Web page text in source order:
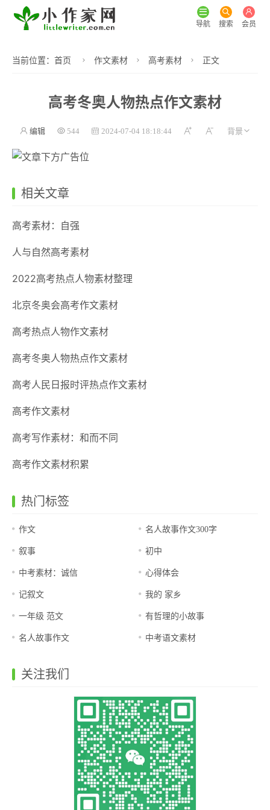
导航 搜索 会员
当前位置： 首页 作文素材 高考素材 正文
高考冬奥人物热点作文素材
编辑 544 2024-07-04 18:18:44
相关文章
高考素材：自强
人与自然高考素材
2022高考热点人物素材整理
北京冬奥会高考作文素材
高考热点人物作文素材
高考冬奥人物热点作文素材
高考人民日报时评热点作文素材
高考作文素材
高考写作素材：和而不同
高考作文素材积累
热门标签
作文 名人故事作文300字
叙事 初中
中考素材：诚信 心得体会
记叙文 我的 家乡
一年级 范文 有哲理的小故事
名人故事作文 中考语文素材
关注我们